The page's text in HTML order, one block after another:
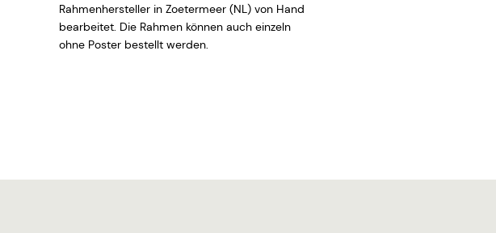
Rahmenhersteller in Zoetermeer (NL) von Hand
bearbeitet. Die Rahmen können auch einzeln
ohne Poster bestellt werden.